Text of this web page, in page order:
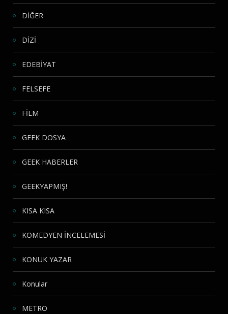
DİĞER
DİZİ
EDEBİYAT
FELSEFE
FİLM
GEEK DOSYA
GEEK HABERLER
GEEKYAPMIŞ!
KISA KISA
KOMEDYEN İNCELEMESİ
KONUK YAZAR
Konular
METRO